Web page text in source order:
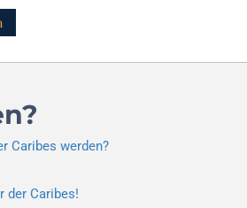
Caribes werden?
der Caribes!